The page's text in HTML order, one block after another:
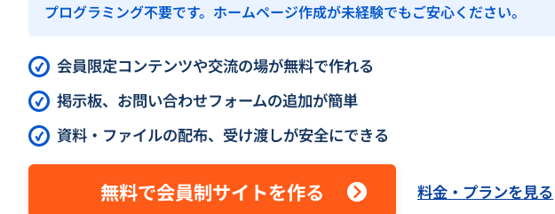
プログラミング不要です。ホームページ作成が未経験でもご安心ください。
会員限定コンテンツや交流の場が無料で作れる
掲示板、お問い合わせフォームの追加が簡単
資料・ファイルの配布、受け渡しが安全にできる
無料で会員制サイトを作る 料金・プランを見る